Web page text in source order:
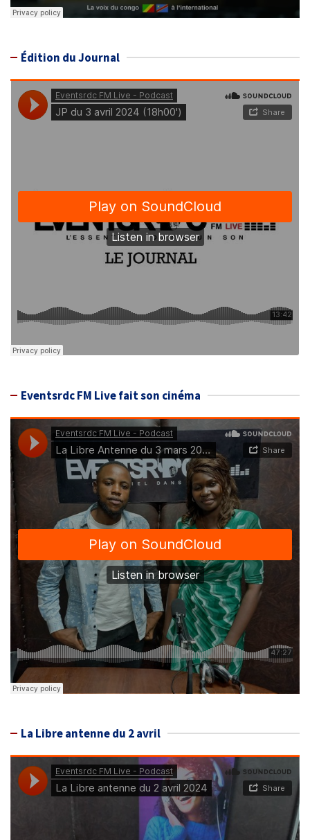
Édition du Journal
Eventsrdc FM Live fait son cinéma
La Libre antenne du 2 avril